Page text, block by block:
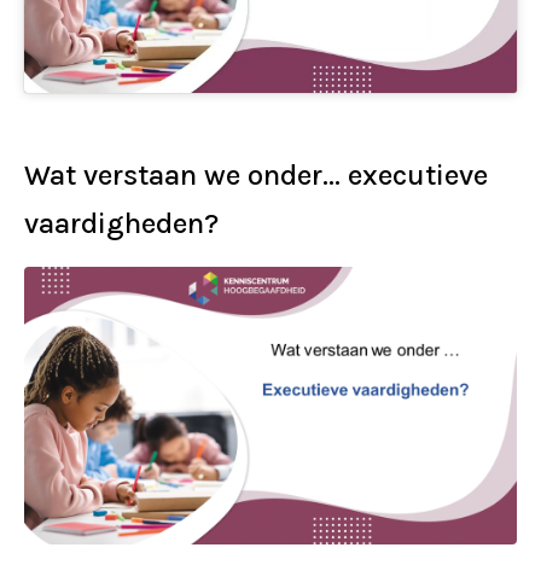
Wat verstaan we onder… executieve
vaardigheden?